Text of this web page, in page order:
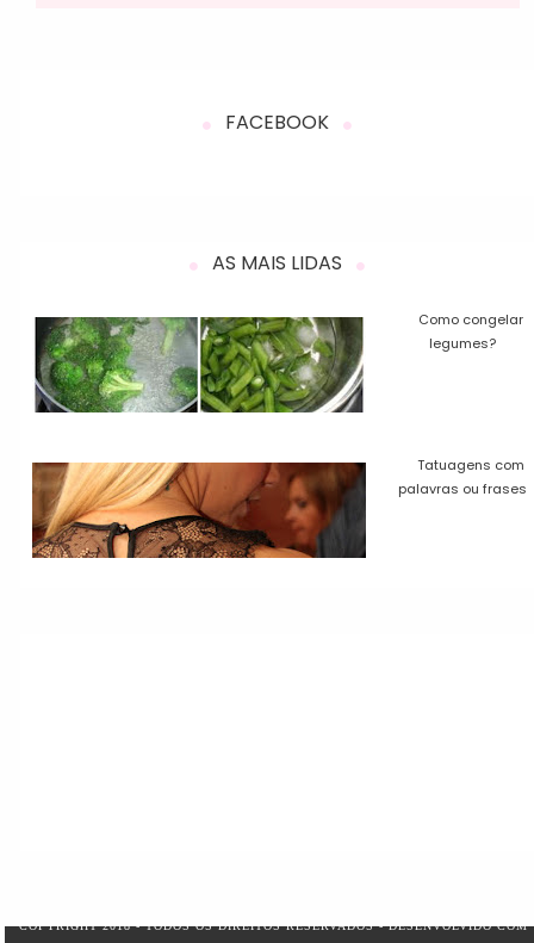
FACEBOOK
AS MAIS LIDAS
Como congelar
legumes?
Tatuagens com
palavras ou frases
COPYRIGHT 2018 - TODOS OS DIREITOS RESERVADOS - DESENVOLVIDO COM